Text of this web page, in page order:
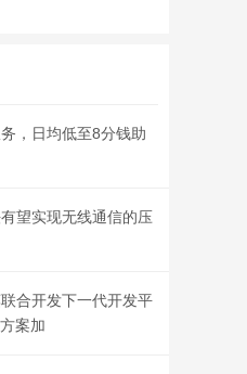
，日均低至8分钱助
望实现无线通信的压
合开发下一代开发平
案加